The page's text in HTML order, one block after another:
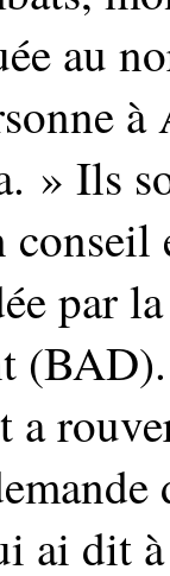
au
» Ils
par
a
ai dit